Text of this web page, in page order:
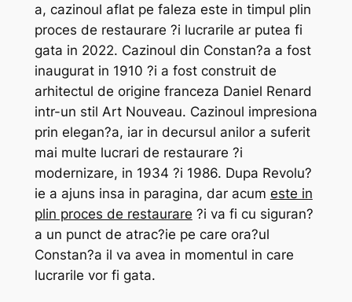
a, cazinoul aflat pe faleza este in timpul plin
proces de restaurare ?i lucrarile ar putea fi
gata in 2022. Cazinoul din Constan?a a fost
inaugurat in 1910 ?i a fost construit de
arhitectul de origine franceza Daniel Renard
intr-un stil Art Nouveau. Cazinoul impresiona
prin elegan?a, iar in decursul anilor a suferit
mai multe lucrari de restaurare ?i
modernizare, in 1934 ?i 1986. Dupa Revolu?
ie a ajuns insa in paragina, dar acum este in
plin proces de restaurare ?i va fi cu siguran?
a un punct de atrac?ie pe care ora?ul
Constan?a il va avea in momentul in care
lucrarile vor fi gata.